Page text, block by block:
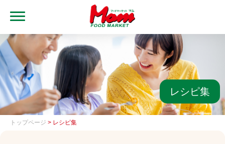
トップ
ブランド・店舗
マムアプリ
マムEdy
レシピ集
トップページ > レシピ集